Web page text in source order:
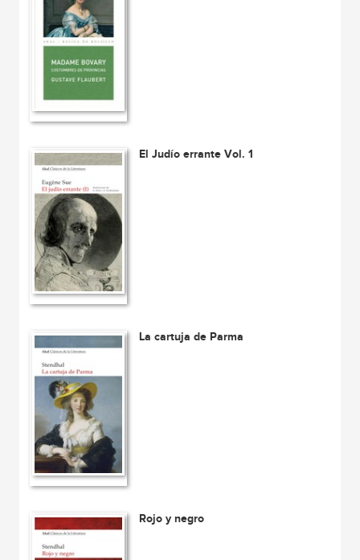
El Judío errante Vol. 1
La cartuja de Parma
Rojo y negro